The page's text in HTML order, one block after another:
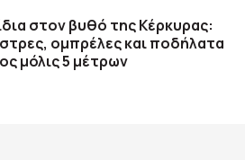
στον βυθό της Κέρκυρας:
ομπρέλες και ποδήλατα
μόλις 5 μέτρων